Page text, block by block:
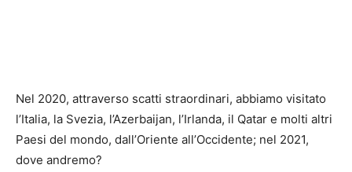
Nel 2020, attraverso scatti straordinari, abbiamo visitato
l’Italia, la Svezia, l’Azerbaijan, l’Irlanda, il Qatar e molti altri
Paesi del mondo, dall’Oriente all’Occidente; nel 2021,
dove andremo?